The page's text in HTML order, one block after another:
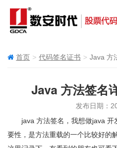
首页 代码签名证书 Java 方
Java 方法签名
发布日期：
java 方法签名，我想做java
要性，是方法重载的一个比较好的